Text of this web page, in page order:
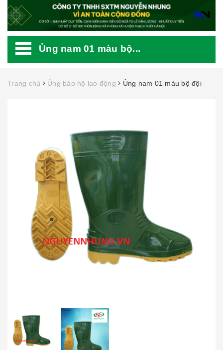
Ủng nam 01 màu bộ...
Trang chủ Ủng bảo hộ lao động Ủng nam 01 màu bộ đội